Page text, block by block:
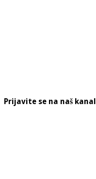
Prijavite se na naš kanal